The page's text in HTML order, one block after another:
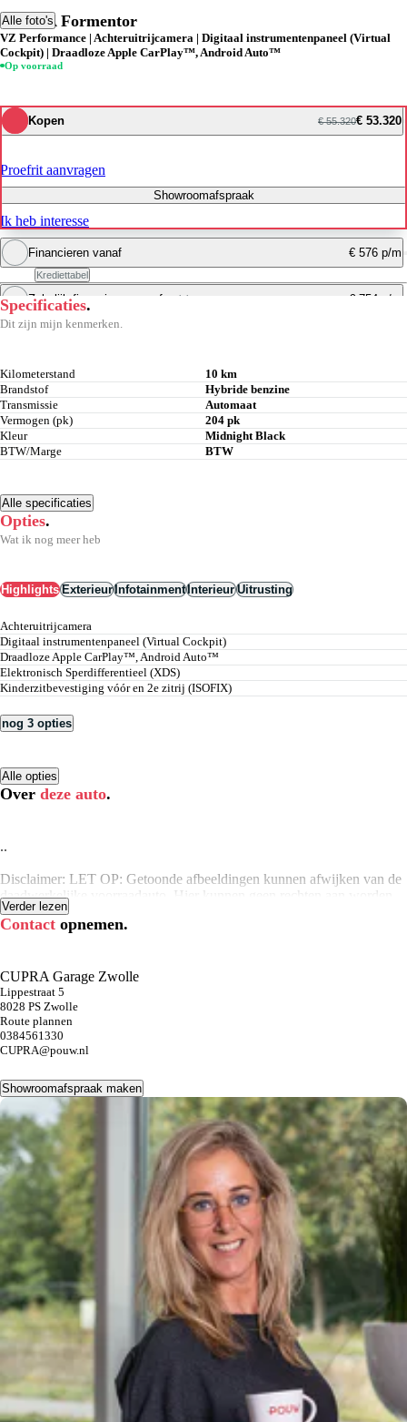
Alle foto's
CUPRA Formentor
VZ Performance | Achteruitrijcamera | Digitaal instrumentenpaneel (Virtual
Cockpit) | Draadloze Apple CarPlay™, Android Auto™
Op voorraad
Kopen € 55.320€ 53.320
Proefrit aanvragen
Showroomafspraak
Ik heb interesse
Financieren vanaf € 576 p/m
Krediettabel
Zakelijk financieren vanafexcl. btw € 754 p/m
Specificaties.
Dit zijn mijn kenmerken.
Kilometerstand
10 km
Brandstof
Hybride benzine
Transmissie
Automaat
Vermogen (pk)
204 pk
Kleur
Midnight Black
BTW/Marge
BTW
Alle specificaties
Opties.
Wat ik nog meer heb
HighlightsExterieurInfotainmentInterieurUitrusting
Achteruitrijcamera
Digitaal instrumentenpaneel (Virtual Cockpit)
Draadloze Apple CarPlay™, Android Auto™
Elektronisch Sperdifferentieel (XDS)
Kinderzitbevestiging vóór en 2e zitrij (ISOFIX)
nog 3 opties
Alle opties
Over deze auto.
..
Disclaimer: LET OP: Getoonde afbeeldingen kunnen afwijken van de
daadwerkelijke voorraadauto. Hier kunnen geen rechten aan worden
ontleend. Vraag onze verkoopadviseurs naar specificaties van deze
auto.
Verder lezen
Contact opnemen.
CUPRA Garage Zwolle
Lippestraat 5
8028 PS Zwolle
Route plannen
0384561330
CUPRA@pouw.nl
Showroomafspraak maken